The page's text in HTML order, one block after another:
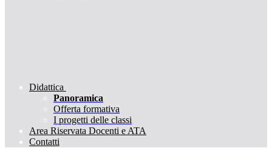
Didattica
Panoramica
Offerta formativa
I progetti delle classi
Area Riservata Docenti e ATA
Contatti